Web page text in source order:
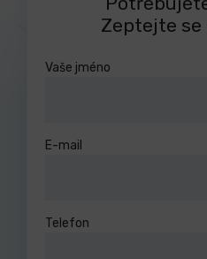
Zeptejte se
Vaše jméno
E-mail
Telefon